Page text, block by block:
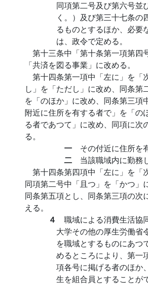
同項第二号及び第六号並
く。）及び第三十七条の
るものとするほか、必要
は、政令で定める。
第十三条中「第十条第一項第四
「共済を図る事業」に改める。
第十四条第一項中「左に」を「
し」を「ただし」に改め、同条第
を「のほか」に改め、同条第三項
附近に住所を有する者で」を「の
る者であつて」に改め、同項に次
る。
一 その付近に住所を
二 当該職域内に勤務
第十四条第四項中「左に」を「
同項第二号中「且つ」を「かつ」
同条第五項とし、同条第三項の次
える。
４ 職域による消費生活協
大学その他の厚生労働省
を職域とするものにあつ
めるところにより、第一
項各号に掲げる者のほか
生を組合員とすることが